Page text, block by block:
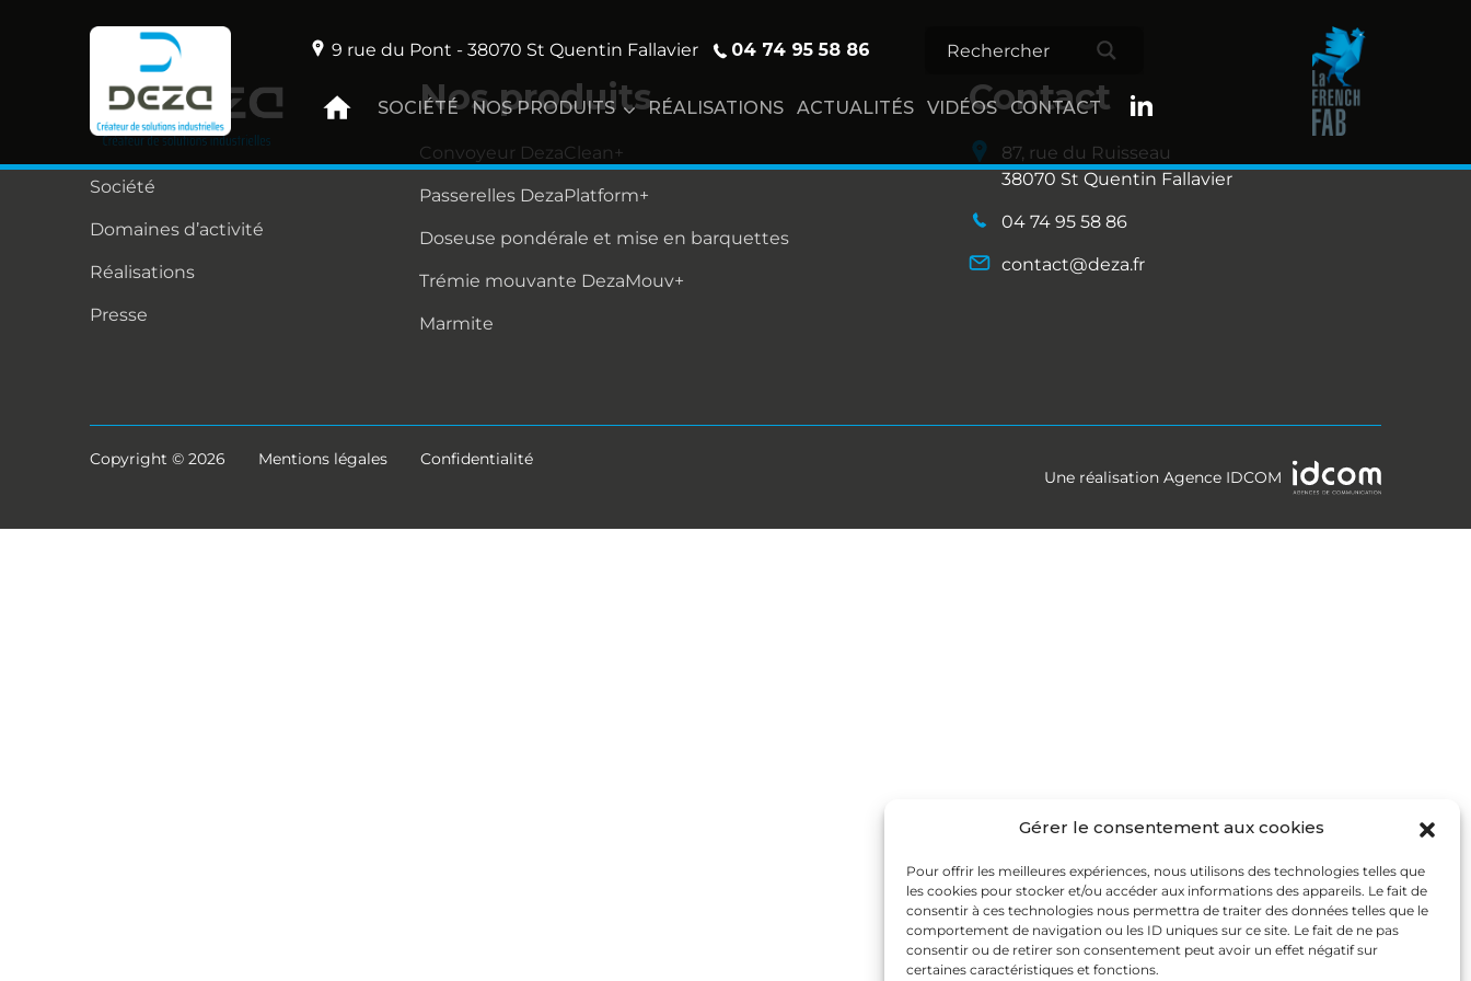
Gérer le consentement aux cookies
Pour offrir les meilleures expériences, nous utilisons des technologies telles que
les cookies pour stocker et/ou accéder aux informations des appareils. Le fait de
consentir à ces technologies nous permettra de traiter des données telles que le
comportement de navigation ou les ID uniques sur ce site. Le fait de ne pas
consentir ou de retirer son consentement peut avoir un effet négatif sur
certaines caractéristiques et fonctions.
9 rue du Pont - 38070 St Quentin Fallavier 04 74 95 58 86
SOCIÉTÉ NOS PRODUITS RÉALISATIONS ACTUALITÉS VIDÉOS CONTACT
Société
Domaines d’activité
Réalisations
Presse
Nos produits
Convoyeur DezaClean+
Passerelles DezaPlatform+
Doseuse pondérale et mise en barquettes
Trémie mouvante DezaMouv+
Marmite
Contact
87, rue du Ruisseau
38070 St Quentin Fallavier
04 74 95 58 86
contact@deza.fr
Copyright © 2026 Mentions légales
Confidentialité
Une réalisation Agence IDCOM